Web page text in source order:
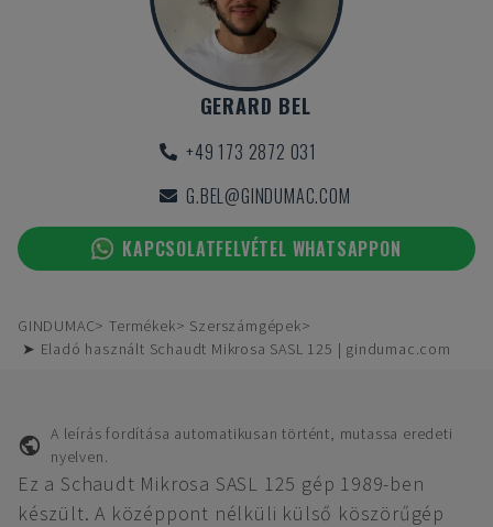
GERARD BEL
+49 173 2872 031
G.BEL@GINDUMAC.COM
KAPCSOLATFELVÉTEL WHATSAPPON
GINDUMAC Termékek
Szerszámgépek
➤ Eladó használt Schaudt Mikrosa SASL 125 | gindumac.com
A leírás fordítása automatikusan történt, mutassa eredeti
nyelven.
Ez a Schaudt Mikrosa SASL 125 gép 1989-ben
készült. A középpont nélküli külső köszörűgép